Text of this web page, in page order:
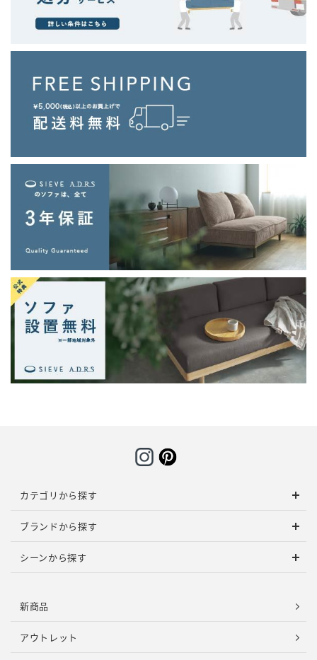
カテゴリから探す
ブランドから探す
シーンから探す
新商品
アウトレット